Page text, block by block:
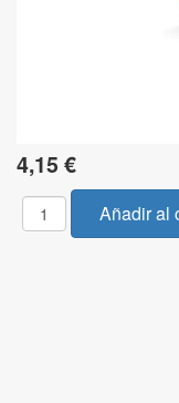
4,15 €